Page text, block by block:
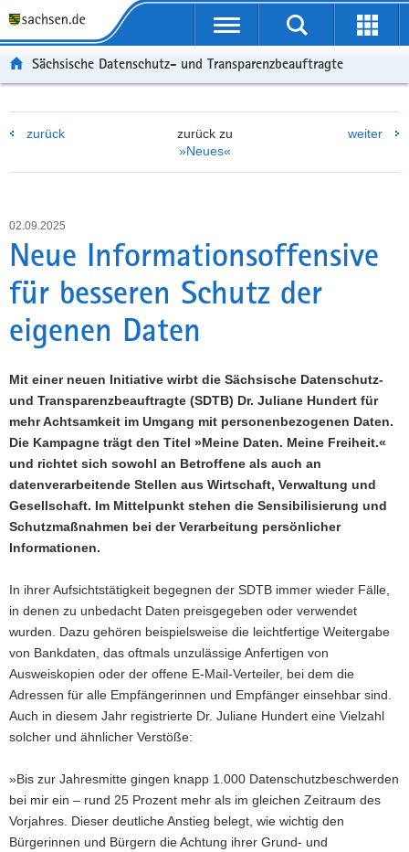
t
l
e
g
e
i
e
n
e
N
a
v
i
g
a
t
i
n
t
l
v
g
t
i
o
n
p
i
a
t
t
r
e
e
c
h
Sächsische Datenschutz- und Transparenzbeauftragte
zurück
zurück zu
»Neues«
weiter
02.09.2025
Neue Informationsoffensive
für besseren Schutz der
eigenen Daten
Mit einer neuen Initiative wirbt die Sächsische Datenschutz-
und Transparenzbeauftragte (SDTB) Dr. Juliane Hundert für
mehr Achtsamkeit im Umgang mit personenbezogenen Daten.
Die Kampagne trägt den Titel »Meine Daten. Meine Freiheit.«
und richtet sich sowohl an Betroffene als auch an
datenverarbeitende Stellen aus Wirtschaft, Verwaltung und
Gesellschaft. Im Mittelpunkt stehen die Sensibilisierung und
Schutzmaßnahmen bei der Verarbeitung persönlicher
Informationen.
In ihrer Aufsichtstätigkeit begegnen der SDTB immer wieder Fälle,
in denen zu unbedacht Daten preisgegeben oder verwendet
wurden. Dazu gehören beispielsweise die leichtfertige Weitergabe
von Bankdaten, das oftmals unzulässige Anfertigen von
Ausweiskopien oder der offene E-Mail-Verteiler, bei dem die
Adressen für alle Empfängerinnen und Empfänger einsehbar sind.
Auch in diesem Jahr registrierte Dr. Juliane Hundert eine Vielzahl
solcher und ähnlicher Verstöße:
»Bis zur Jahresmitte gingen knapp 1.000 Datenschutzbeschwerden
bei mir ein – rund 25 Prozent mehr als im gleichen Zeitraum des
Vorjahres. Dieser deutliche Anstieg belegt, wie wichtig den
Bürgerinnen und Bürgern die Achtung ihrer Grund- und